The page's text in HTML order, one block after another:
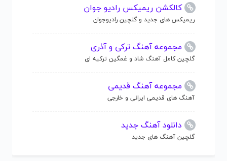
کالکشن ریمیکس رادیو جوان
ریمیکس های جدید و گلچین رادیوجوان
مجموعه آهنگ ترکی و آذری
گلچین کامل آهنگ شاد و غمگین ترکیه ای
مجموعه آهنگ قدیمی
آهنگ های قدیمی ایرانی و خارجی
دانلود آهنگ جدید
گلچین آهنگ های جدید